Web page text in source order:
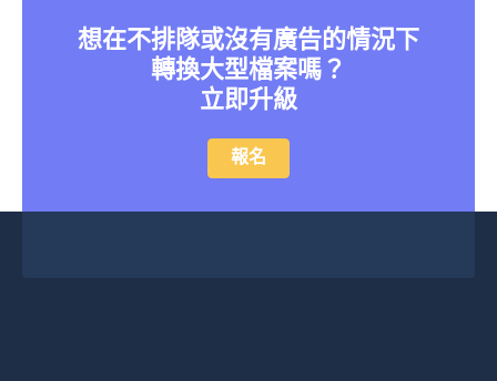
想在不排隊或沒有廣告的情況下
轉換大型檔案嗎？
立即升級
報名